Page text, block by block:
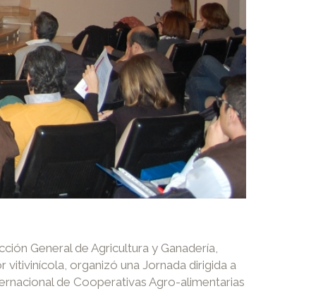
General de Agricultura y Ganadería,
vitivinícola, organizó una Jornada dirigida a
de Cooperativas Agro-alimentarias